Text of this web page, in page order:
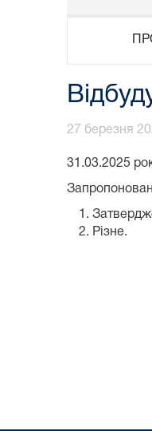
27 березня
31.03.2025
Різне.